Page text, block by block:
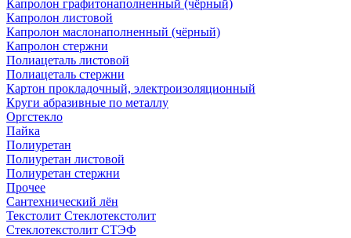
Капролон графитонаполненный (чёрный)
Капролон листовой
Капролон маслонаполненный (чёрный)
Капролон стержни
Полиацеталь листовой
Полиацеталь стержни
Картон прокладочный, электроизоляционный
Круги абразивные по металлу
Оргстекло
Пайка
Полиуретан
Полиуретан листовой
Полиуретан стержни
Прочее
Сантехнический лён
Текстолит Стеклотекстолит
Стеклотекстолит СТЭФ